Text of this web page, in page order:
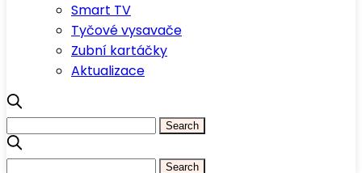
Smart TV
Tyčové vysavače
Zubní kartáčky
Aktualizace